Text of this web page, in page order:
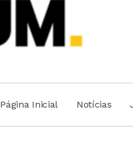
Página Inicial Notícias